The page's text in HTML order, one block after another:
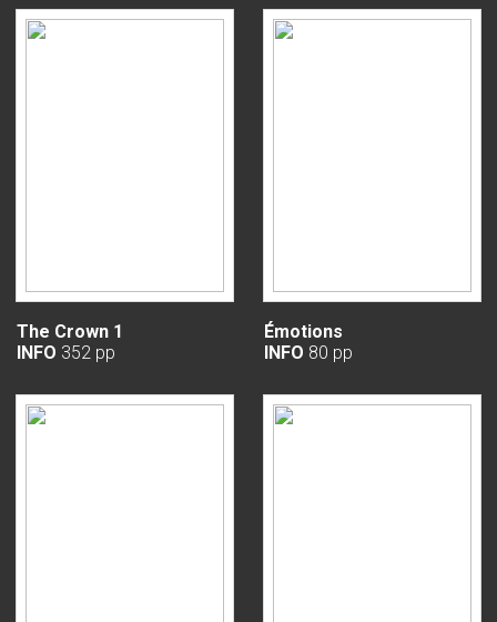
The Crown 1
INFO 352 pp
Émotions
INFO 80 pp